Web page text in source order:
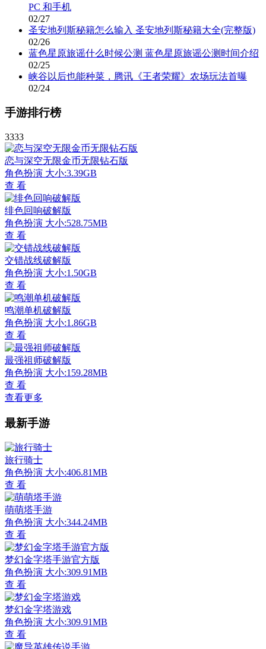
PC 和手机
02/27
圣安地列斯秘籍怎么输入 圣安地列斯秘籍大全(完整版)
02/26
蓝色星原旅谣什么时候公测 蓝色星原旅谣公测时间介绍
02/25
峡谷以后也能种菜，腾讯《王者荣耀》农场玩法首曝
02/24
手游排行榜
3333
恋与深空无限金币无限钻石版
角色扮演 大小:3.39GB
查 看
绯色回响破解版
角色扮演 大小:528.75MB
查 看
交错战线破解版
角色扮演 大小:1.50GB
查 看
鸣潮单机破解版
角色扮演 大小:1.86GB
查 看
最强祖师破解版
角色扮演 大小:159.28MB
查 看
查看更多
最新手游
旅行骑士
角色扮演 大小:406.81MB
查 看
萌萌塔手游
角色扮演 大小:344.24MB
查 看
梦幻金字塔手游官方版
角色扮演 大小:309.91MB
查 看
梦幻金字塔游戏
角色扮演 大小:309.91MB
查 看